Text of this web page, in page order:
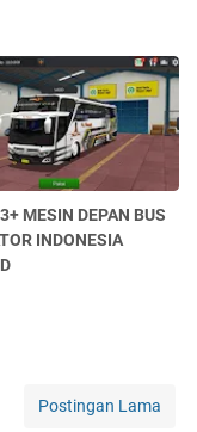
MESIN DEPAN BUS
INDONESIA
Postingan Lama